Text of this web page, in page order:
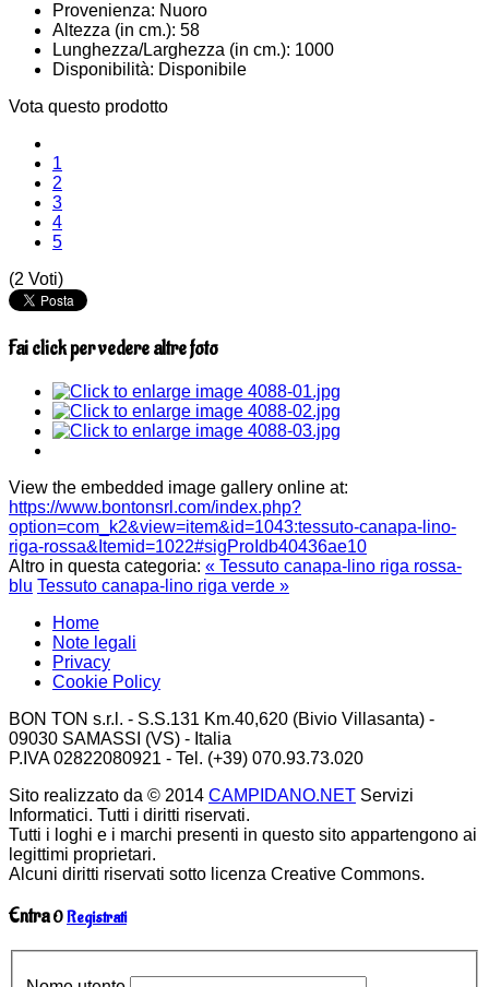
Provenienza: Nuoro
Altezza (in cm.): 58
Lunghezza/Larghezza (in cm.): 1000
Disponibilità: Disponibile
Vota questo prodotto
1
2
3
4
5
(2 Voti)
Fai click per vedere altre foto
View the embedded image gallery online at:
https://www.bontonsrl.com/index.php?
option=com_k2&view=item&id=1043:tessuto-canapa-lino-
riga-rossa&Itemid=1022#sigProIdb40436ae10
Altro in questa categoria: « Tessuto canapa-lino riga rossa-
blu Tessuto canapa-lino riga verde »
Home
Note legali
Privacy
Cookie Policy
BON TON s.r.l. - S.S.131 Km.40,620 (Bivio Villasanta) -
09030 SAMASSI (VS) - Italia
P.IVA 02822080921 - Tel. (+39) 070.93.73.020
Sito realizzato da © 2014 CAMPIDANO.NET Servizi
Informatici. Tutti i diritti riservati.
Tutti i loghi e i marchi presenti in questo sito appartengono ai
legittimi proprietari.
Alcuni diritti riservati sotto licenza Creative Commons.
EntraORegistrati